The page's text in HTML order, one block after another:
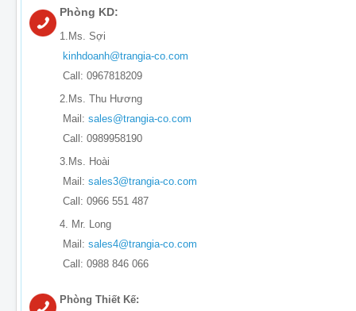
Phòng KD:
1.Ms. Sợi
kinhdoanh@trangia-co.com
Call: 0967818209
2.Ms. Thu Hương
Mail: sales@trangia-co.com
Call: 0989958190
3.Ms. Hoài
Mail: sales3@trangia-co.com
Call: 0966 551 487
4. Mr. Long
Mail: sales4@trangia-co.com
Call: 0988 846 066
Phòng Thiết Kế: